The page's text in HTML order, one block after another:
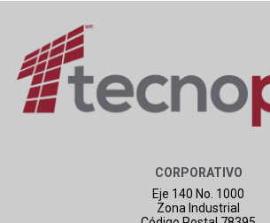
CORPORATIVO
Eje 140 No. 1000
Zona Industrial